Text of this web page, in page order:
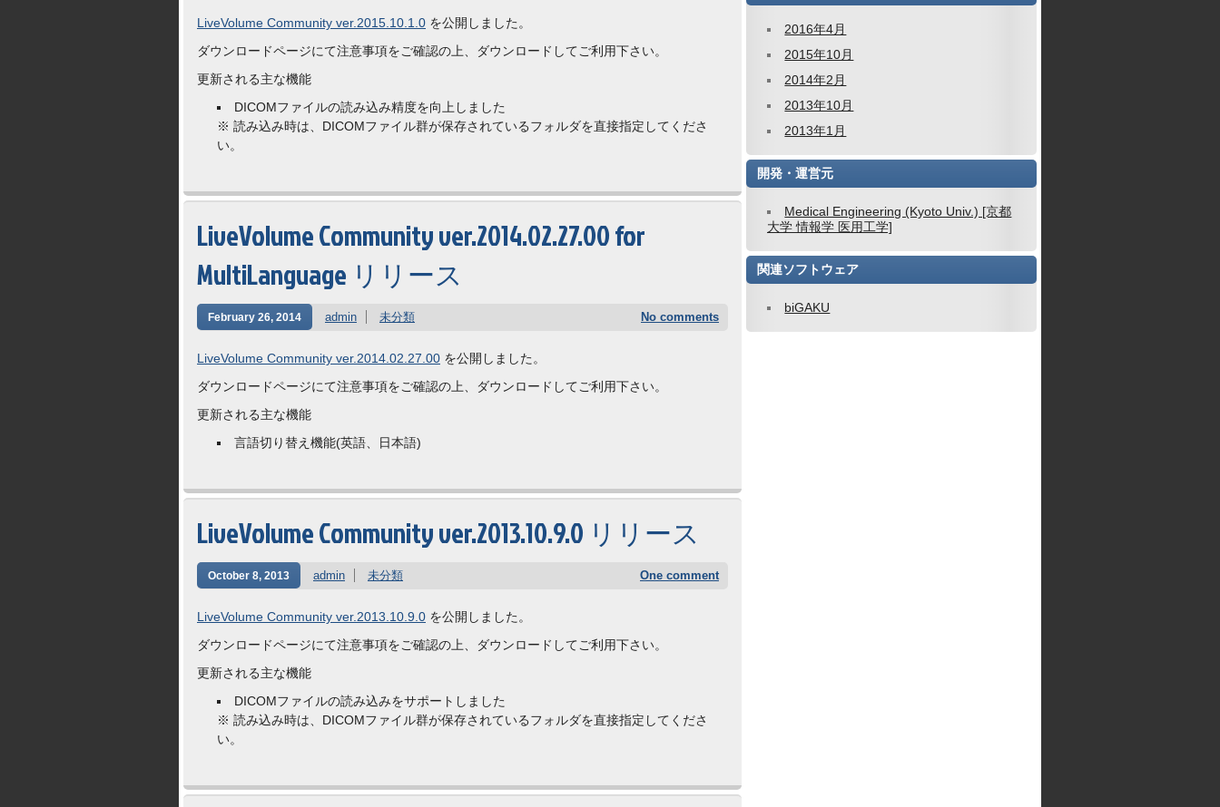
LiveVolume Community ver.2015.10.1.0 を公開しました。
ダウンロードページにて注意事項をご確認の上、ダウンロードしてご利用下さい。
更新される主な機能
DICOMファイルの読み込み精度を向上しました
※ 読み込み時は、DICOMファイル群が保存されているフォルダを直接指定してくださ
い。
LiveVolume Community ver.2014.02.27.00 for
MultiLanguage リリース
February 26, 2014 admin 未分類 No comments
LiveVolume Community ver.2014.02.27.00 を公開しました。
ダウンロードページにて注意事項をご確認の上、ダウンロードしてご利用下さい。
更新される主な機能
言語切り替え機能(英語、日本語)
LiveVolume Community ver.2013.10.9.0 リリース
October 8, 2013 admin 未分類 One comment
LiveVolume Community ver.2013.10.9.0 を公開しました。
ダウンロードページにて注意事項をご確認の上、ダウンロードしてご利用下さい。
更新される主な機能
DICOMファイルの読み込みをサポートしました
※ 読み込み時は、DICOMファイル群が保存されているフォルダを直接指定してくださ
い。
2016年4月
2015年10月
2014年2月
2013年10月
2013年1月
開発・運営元
Medical Engineering (Kyoto Univ.) [京都
大学 情報学 医用工学]
関連ソフトウェア
biGAKU